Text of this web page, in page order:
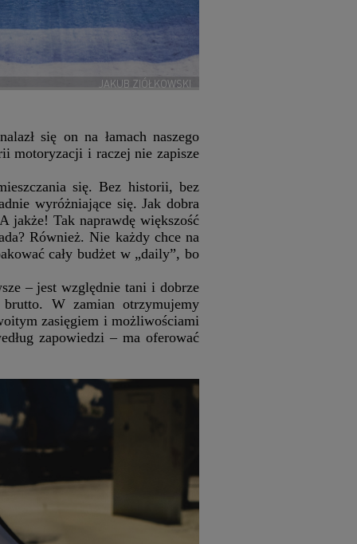
JAKUB ZIÓŁKOWSKI
się on na łamach naszego
motoryzacji i raczej nie zapisze
się. Bez historii, bez
wyróżniające się. Jak dobra
jakże! Tak naprawdę większość
Również. Nie każdy chce na
cały budżet w „daily”, bo
– jest względnie tani i dobrze
brutto. W zamian otrzymujemy
zasięgiem i możliwościami
zapowiedzi – ma oferować